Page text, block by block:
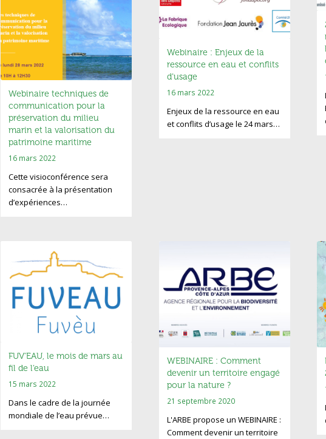
Webinaire techniques de
communication pour la
préservation du milieu
marin et la valorisation du
patrimoine maritime
16 mars 2022
Cette visioconférence sera
consacrée à la présentation
d’expériences…
Webinaire : Enjeux de la
ressource en eau et conflits
d’usage
16 mars 2022
Enjeux de la ressource en eau
et conflits d’usage le 24 mars…
FUV’EAU, le mois de mars au
fil de l’eau
15 mars 2022
Dans le cadre de la journée
mondiale de l’eau prévue…
WEBINAIRE : Comment
devenir un territoire engagé
pour la nature ?
21 septembre 2020
L'ARBE propose un WEBINAIRE :
Comment devenir un territoire